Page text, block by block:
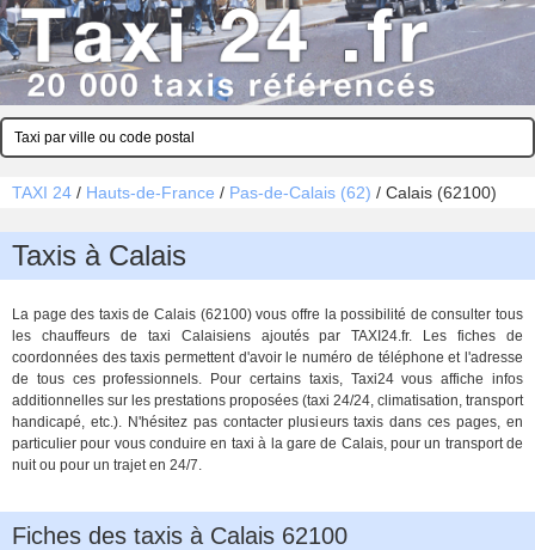
TAXI 24 / Hauts-de-France / Pas-de-Calais (62) / Calais (62100)
Taxis à Calais
La page des taxis de Calais (62100) vous offre la possibilité de consulter tous
les chauffeurs de taxi Calaisiens ajoutés par TAXI24.fr. Les fiches de
coordonnées des taxis permettent d'avoir le numéro de téléphone et l'adresse
de tous ces professionnels. Pour certains taxis, Taxi24 vous affiche infos
additionnelles sur les prestations proposées (taxi 24/24, climatisation, transport
handicapé, etc.). N'hésitez pas contacter plusieurs taxis dans ces pages, en
particulier pour vous conduire en taxi à la gare de Calais, pour un transport de
nuit ou pour un trajet en 24/7.
Fiches des taxis à Calais 62100